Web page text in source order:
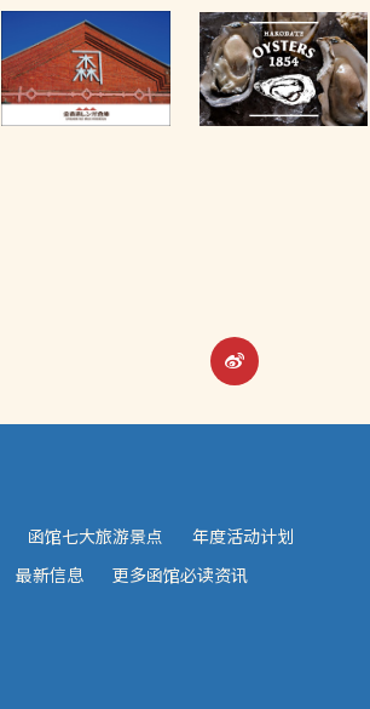
函馆七大旅游景点
年度活动计划
最新信息
更多函馆必读资讯